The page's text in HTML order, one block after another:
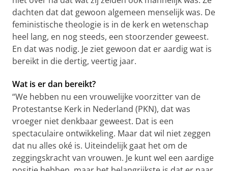
dachten dat dat gewoon algemeen menselijk was. De
feministische theologie is in de kerk en wetenschap
heel lang, en nog steeds, een stoorzender geweest.
En dat was nodig. Je ziet gewoon dat er aardig wat is
bereikt in die dertig, veertig jaar.
Wat is er dan bereikt?
“We hebben nu een vrouwelijke voorzitter van de
Protestantse Kerk in Nederland (PKN), dat was
vroeger niet denkbaar geweest. Dat is een
spectaculaire ontwikkeling. Maar dat wil niet zeggen
dat nu alles oké is. Uiteindelijk gaat het om de
zeggingskracht van vrouwen. Je kunt wel een aardige